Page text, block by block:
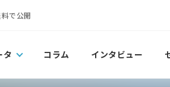
で公開
タ コラム インタビュー